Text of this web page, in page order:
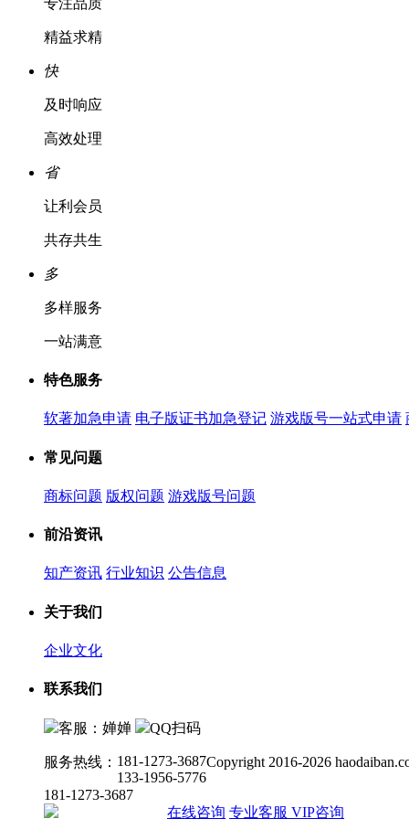
精益求精
快
及时响应
高效处理
省
让利会员
共存共生
多
多样服务
一站满意
特色服务
软著加急申请 电子版证书加急登记 游戏版号一站式申请
常见问题
商标问题 版权问题 游戏版号问题
前沿资讯
知产资讯 行业知识 公告信息
关于我们
企业文化
联系我们
客服：婵婵 QQ扫码
服务热线： 181-1273-3687
133-1956-5776
Copyright 2016-2026
181-1273-3687
在线咨询 专业客服 VIP咨询